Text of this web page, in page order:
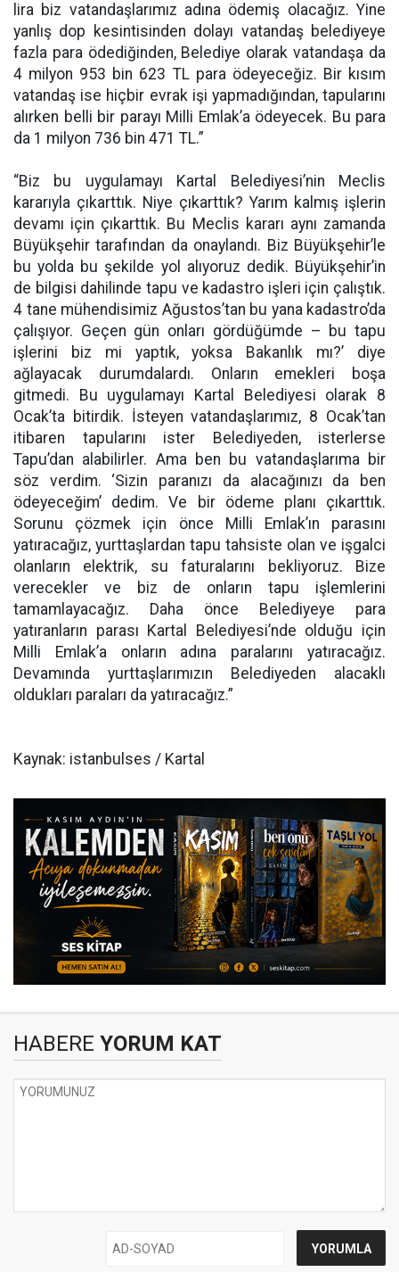
lira biz vatandaşlarımız adına ödemiş olacağız. Yine
yanlış dop kesintisinden dolayı vatandaş belediyeye
fazla para ödediğinden, Belediye olarak vatandaşa da
4 milyon 953 bin 623 TL para ödeyeceğiz. Bir kısım
vatandaş ise hiçbir evrak işi yapmadığından, tapularını
alırken belli bir parayı Milli Emlak’a ödeyecek. Bu para
da 1 milyon 736 bin 471 TL.”
“Biz bu uygulamayı Kartal Belediyesi’nin Meclis
kararıyla çıkarttık. Niye çıkarttık? Yarım kalmış işlerin
devamı için çıkarttık. Bu Meclis kararı aynı zamanda
Büyükşehir tarafından da onaylandı. Biz Büyükşehir’le
bu yolda bu şekilde yol alıyoruz dedik. Büyükşehir’in
de bilgisi dahilinde tapu ve kadastro işleri için çalıştık.
4 tane mühendisimiz Ağustos’tan bu yana kadastro’da
çalışıyor. Geçen gün onları gördüğümde – bu tapu
işlerini biz mi yaptık, yoksa Bakanlık mı?’ diye
ağlayacak durumdalardı. Onların emekleri boşa
gitmedi. Bu uygulamayı Kartal Belediyesi olarak 8
Ocak’ta bitirdik. İsteyen vatandaşlarımız, 8 Ocak’tan
itibaren tapularını ister Belediyeden, isterlerse
Tapu’dan alabilirler. Ama ben bu vatandaşlarıma bir
söz verdim. ‘Sizin paranızı da alacağınızı da ben
ödeyeceğim’ dedim. Ve bir ödeme planı çıkarttık.
Sorunu çözmek için önce Milli Emlak’ın parasını
yatıracağız, yurttaşlardan tapu tahsiste olan ve işgalci
olanların elektrik, su faturalarını bekliyoruz. Bize
verecekler ve biz de onların tapu işlemlerini
tamamlayacağız. Daha önce Belediyeye para
yatıranların parası Kartal Belediyesi’nde olduğu için
Milli Emlak’a onların adına paralarını yatıracağız.
Devamında yurttaşlarımızın Belediyeden alacaklı
oldukları paraları da yatıracağız.”
Kaynak: istanbulses / Kartal
HABERE YORUM KAT